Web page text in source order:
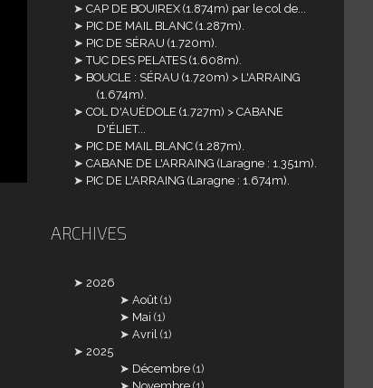
CAP DE BOUIREX (1.874m) par le col de...
PIC DE MAIL BLANC (1.287m).
PIC DE SÉRAU (1.720m).
TUC DES PELATES (1.608m).
BOUCLE : SÉRAU (1.720m) > L'ARRAING
(1.674m).
COL D'AUÉDOLE (1.727m) > CABANE
D'ÉLIET...
PIC DE MAIL BLANC (1.287m).
CABANE DE L'ARRAING (Laragne : 1.351m).
PIC DE L'ARRAING (Laragne : 1.674m).
ARCHIVES
2026
Août (1)
Mai (1)
Avril (1)
2025
Décembre (1)